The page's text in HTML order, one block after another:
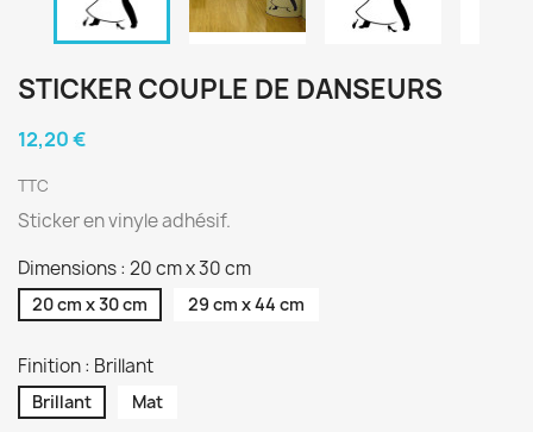
STICKER COUPLE DE DANSEURS
12,20 €
TTC
Sticker en vinyle adhésif.
Dimensions : 20 cm x 30 cm
20 cm x 30 cm 29 cm x 44 cm
Finition : Brillant
Brillant Mat